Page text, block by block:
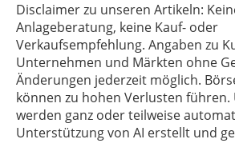
Disclaimer zu unseren Artikeln:
Anlageberatung, keine Kauf- oder
Verkaufsempfehlung. Angaben zu
Unternehmen und Märkten ohne
Änderungen jederzeit möglich.
können zu hohen Verlusten führen.
werden ganz oder teilweise
Unterstützung von AI erstellt und